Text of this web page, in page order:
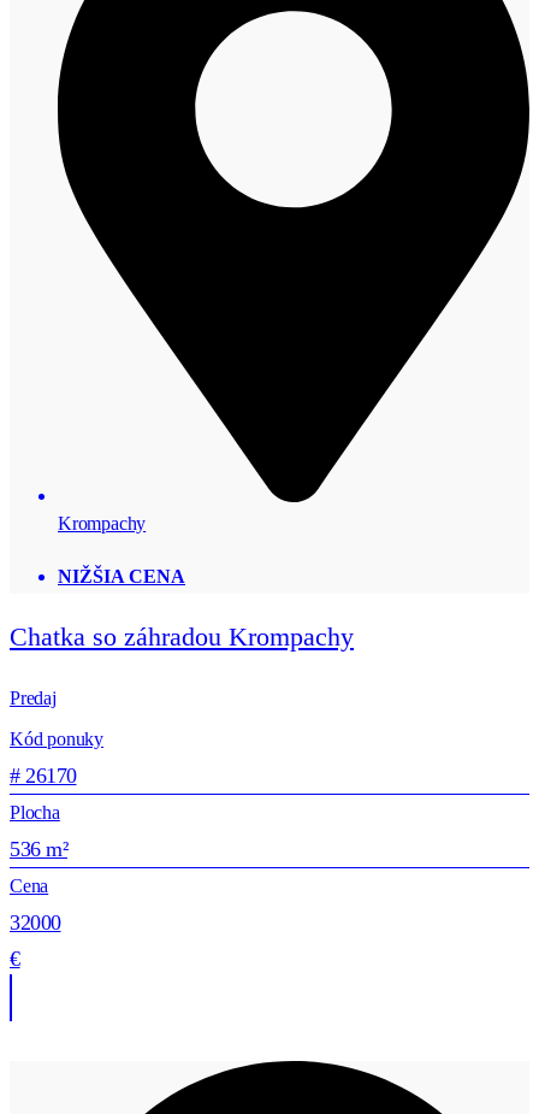
Krompachy
NIŽŠIA CENA
Chatka so záhradou Krompachy
Predaj
Kód ponuky
# 26170
Plocha
536 m²
Cena
32000
€